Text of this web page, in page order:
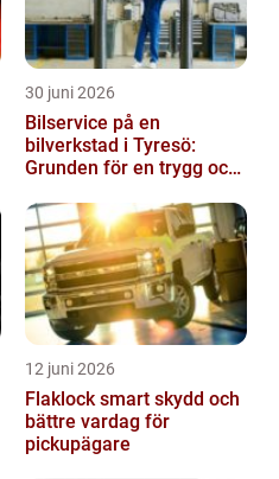
30 juni 2026
Bilservice på en
bilverkstad i Tyresö:
Grunden för en trygg och
12 juni 2026
Flaklock smart skydd och
bättre vardag för
pickupägare